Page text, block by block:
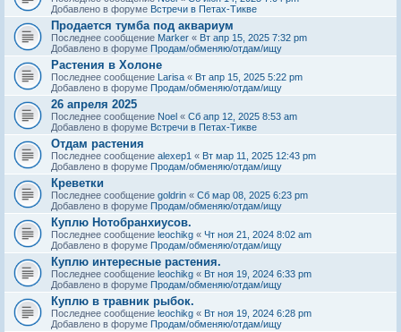
Добавлено в форуме Встречи в Петах-Тикве
Продается тумба под аквариум
Последнее сообщение Marker « Вт апр 15, 2025 7:32 pm
Добавлено в форуме Продам/обменяю/отдам/ищу
Растения в Холоне
Последнее сообщение Larisa « Вт апр 15, 2025 5:22 pm
Добавлено в форуме Продам/обменяю/отдам/ищу
26 апреля 2025
Последнее сообщение Noel « Сб апр 12, 2025 8:53 am
Добавлено в форуме Встречи в Петах-Тикве
Отдам растения
Последнее сообщение alexep1 « Вт мар 11, 2025 12:43 pm
Добавлено в форуме Продам/обменяю/отдам/ищу
Креветки
Последнее сообщение goldrin « Сб мар 08, 2025 6:23 pm
Добавлено в форуме Продам/обменяю/отдам/ищу
Куплю Нотобранхиусов.
Последнее сообщение leochikg « Чт ноя 21, 2024 8:02 am
Добавлено в форуме Продам/обменяю/отдам/ищу
Куплю интересные растения.
Последнее сообщение leochikg « Вт ноя 19, 2024 6:33 pm
Добавлено в форуме Продам/обменяю/отдам/ищу
Куплю в травник рыбок.
Последнее сообщение leochikg « Вт ноя 19, 2024 6:28 pm
Добавлено в форуме Продам/обменяю/отдам/ищу